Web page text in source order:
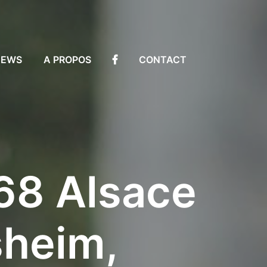
A PROPOS CONTACT
Alsace